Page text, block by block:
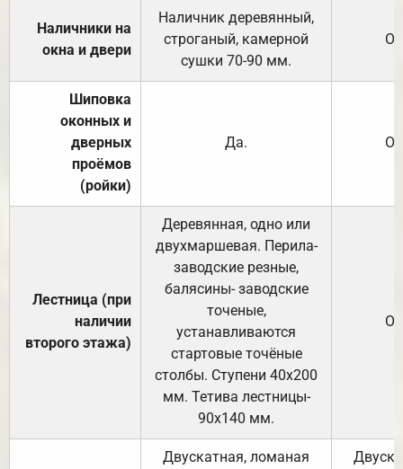
Наличники на
окна и двери
Наличник деревянный,
строганый, камерной
сушки 70-90 мм.
Шиповка
оконных и
дверных
проёмов
(ройки)
Да.
Лестница (при
наличии
второго этажа)
Деревянная, одно или
двухмаршевая. Перила-
заводские резные,
балясины- заводские
точеные,
устанавливаются
стартовые точёные
столбы. Ступени 40х200
мм. Тетива лестницы-
90х140 мм.
Двускатная, ломаная